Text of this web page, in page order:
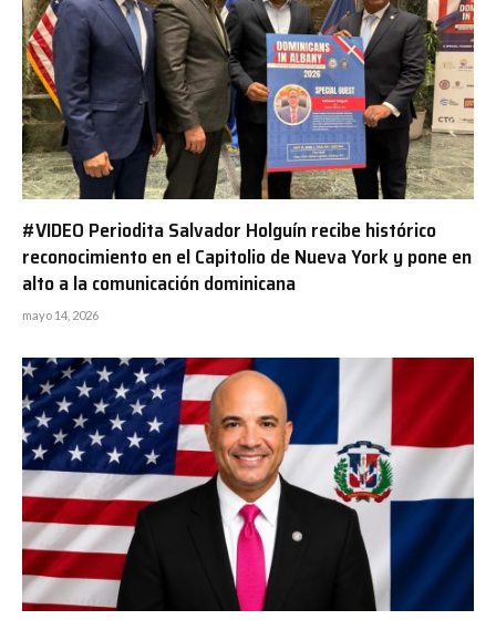
#VIDEO Periodita Salvador Holguín recibe histórico
reconocimiento en el Capitolio de Nueva York y pone en
alto a la comunicación dominicana
mayo 14, 2026